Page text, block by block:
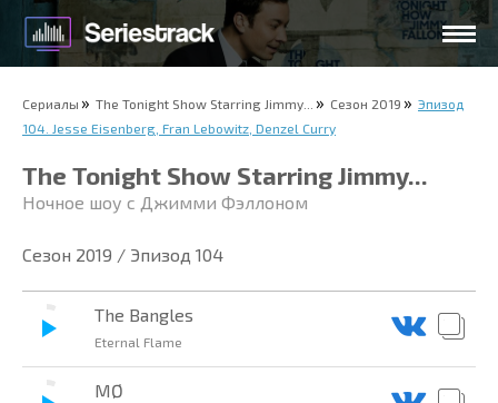
Сериалы The Tonight Show Starring Jimmy... Сезон 2019
Эпизод
104. Jesse Eisenberg, Fran Lebowitz, Denzel Curry
The Tonight Show Starring Jimmy...
Ночное шоу с Джимми Фэллоном
Сезон 2019 / Эпизод 104
The Bangles
Eternal Flame
MØ